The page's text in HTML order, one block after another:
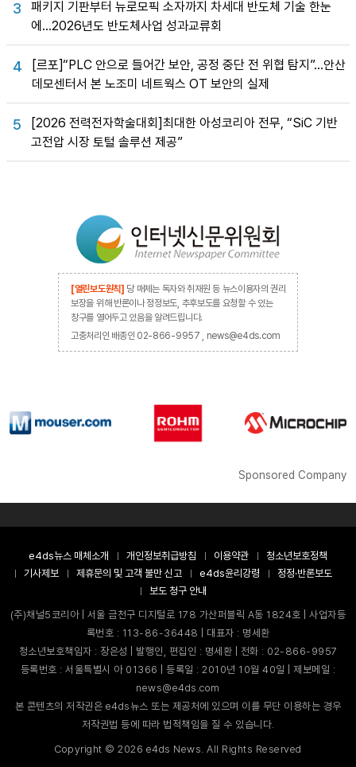
3
패키지 기판부터 뉴로모픽 소자까지 차세대 반도체 기술 한눈
에…2026년도 반도체사업 성과교류회
4
[르포]“PLC 안으로 들어간 보안, 공정 중단 전 위협 탐지”…안산
데모센터서 본 노조미 네트웍스 OT 보안의 실제
5
[2026 전력전자학술대회]최대한 아성코리아 전무, “SiC 기반
고전압 시장 토털 솔루션 제공”
[열린보도원칙] 당 매체는 독자와 취재원 등 뉴스이용자의 권리
보장을 위해 반론이나 정정보도, 추후보도를 요청할 수 있는
창구를 열어두고 있음을 알려드립니다.
고충처리인 배종인 02-866-9957 , news@e4ds.com
Sponsored Company
e4ds뉴스 매체소개 개인정보취급방침 이용약관
청소년보호정책
기사제보
제휴문의 및 고객 불만 신고 e4ds윤리강령
정정·반론보도
보도 청구 안내
(주)채널5코리아 | 서울 금천구 디지털로 178 가산퍼블릭 A동 1824호 | 사업자등
록번호 : 113-86-36448 | 대표자 : 명세환
청소년보호책임자 : 장은성 | 발행인, 편집인 : 명세환 | 전화 : 02-866-9957
등록번호 : 서울특별시 아 01366 | 등록일 : 2010년 10월 40일 | 제보메일 :
news@e4ds.com
본 콘텐츠의 저작권은 e4ds뉴스 또는 제공처에 있으며 이를 무단 이용하는 경우
저작권법 등에 따라 법적책임을 질 수 있습니다.
Copyright ©2026 e4ds News. All Rights Reserved